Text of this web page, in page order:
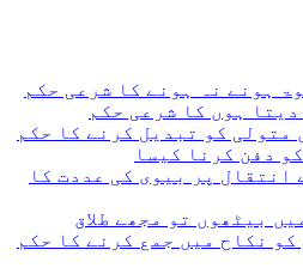
ہونے نہ ہونے کا شرعی حکم
دیتا ہوں کا شرعی حکم
متولی کو تبدیل کرنے کا حکم
دفن کرنا کیسا
انتقال پر بیوی كی عددت کا
بیٹھوں تو مجھے طلاق
نکاح میں جمع کرنے کا حکم